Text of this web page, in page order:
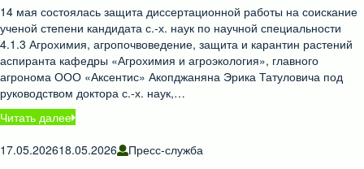
14 мая состоялась защита диссертационной работы на соискание
ученой степени кандидата с.-х. наук по научной специальности
4.1.3 Агрохимия, агропочвоведение, защита и карантин растений
аспиранта кафедры «Агрохимия и агроэкология», главного
агронома ООО «Аксентис» Акопджаняна Эрика Татуловича под
руководством доктора с.-х. наук,…
Читать далее
17.05.202618.05.2026 Пресс-служба